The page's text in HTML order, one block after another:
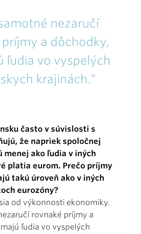
nezaručí
a dôchodky,
ľudia vo vyspelých
krajinách.“
často v súvislosti s
že napriek spoločnej
menej ako ľudia v iných
platia eurom. Prečo príjmy
takú úroveň ako v iných
eurozóny?
od výkonnosti ekonomiky.
rovnaké príjmy a
ľudia vo vyspelých